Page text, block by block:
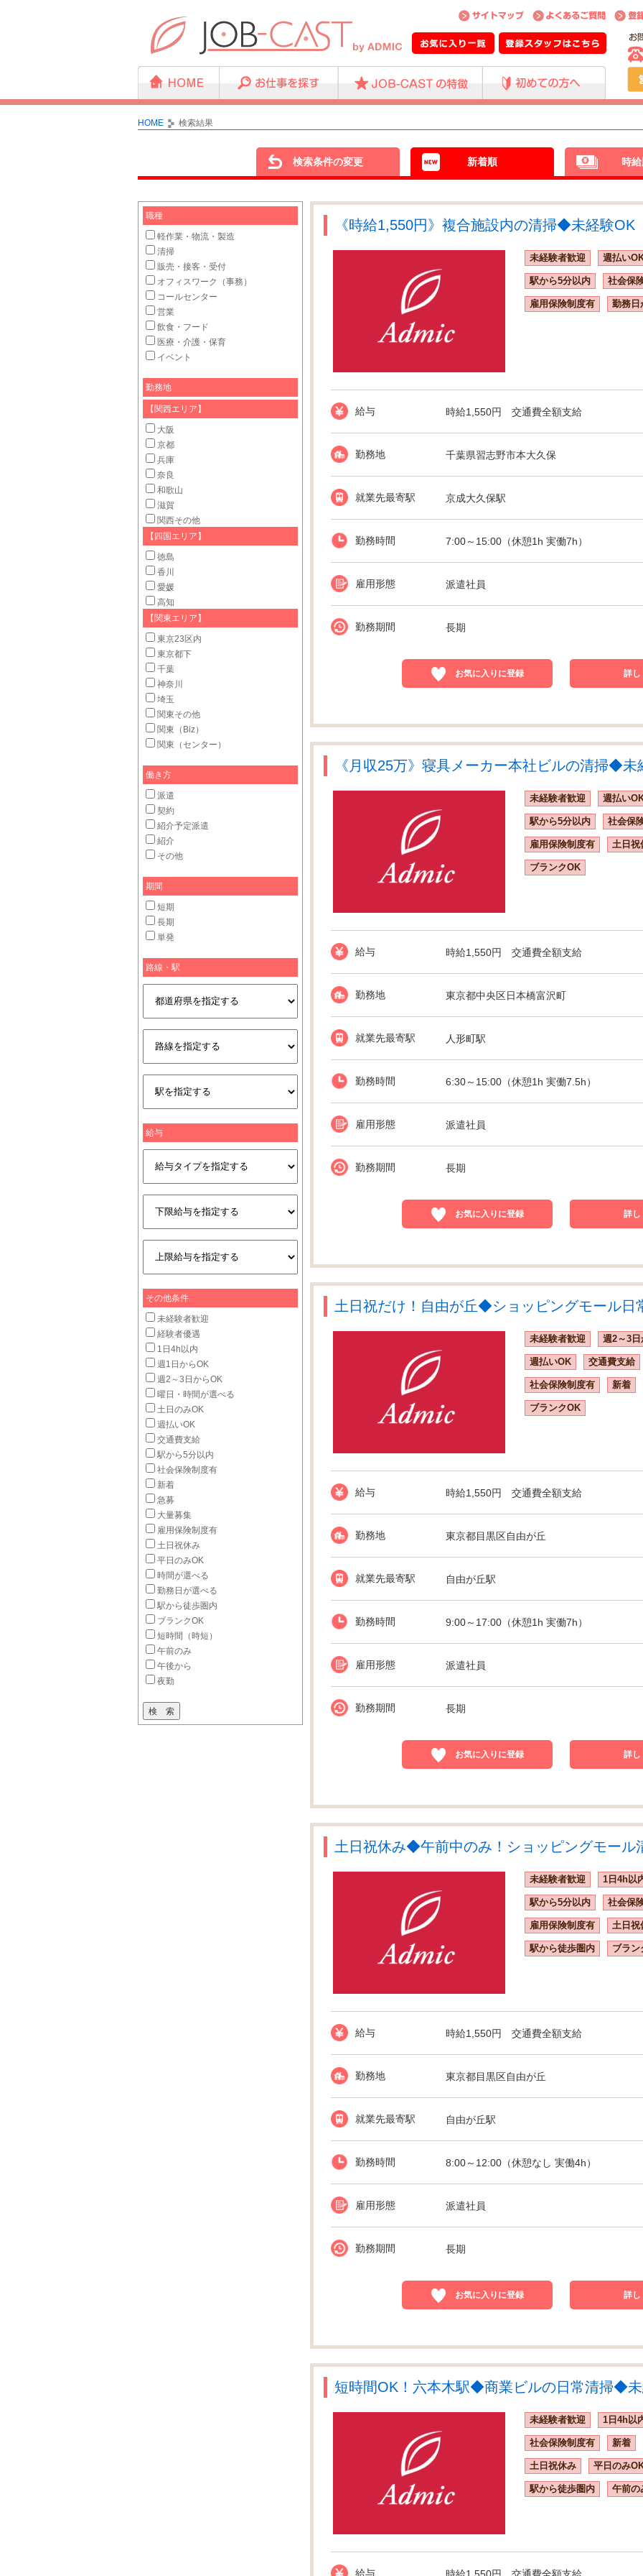
HOME 検索結果
検索条件の変更 新着順 時
《時給1,550円》複合施設内の清掃◆未経験OK
未経験者歓迎 週払い
駅から5分以内 社会保
雇用保険制度有 勤務日
給与 時給1,550円 交通費全額支給
勤務地 千葉県習志野市本大久保
就業先最寄駅 京成大久保駅
勤務時間 7:00～15:00（休憩1h 実働7h）
雇用形態 派遣社員
勤務期間 長期
お気に入りに登録 詳し
《月収25万》寝具メーカー本社ビルの清掃◆未
未経験者歓迎 週払い
駅から5分以内 社会保
雇用保険制度有 土日祝
ブランクOK
給与 時給1,550円 交通費全額支給
勤務地 東京都中央区日本橋富沢町
就業先最寄駅 人形町駅
勤務時間 6:30～15:00（休憩1h 実働7.5h）
雇用形態 派遣社員
勤務期間 長期
お気に入りに登録 詳し
土日祝だけ！自由が丘◆ショッピングモール日
未経験者歓迎 週2～3
週払いOK 交通費支給
社会保険制度有 新着
ブランクOK
給与 時給1,550円 交通費全額支給
勤務地 東京都目黒区自由が丘
就業先最寄駅 自由が丘駅
勤務時間 9:00～17:00（休憩1h 実働7h）
雇用形態 派遣社員
勤務期間 長期
お気に入りに登録 詳し
土日祝休み◆午前中のみ！ショッピングモール
未経験者歓迎 1日4h以
駅から5分以内 社会保
雇用保険制度有 土日祝
駅から徒歩圏内 ブラン
給与 時給1,550円 交通費全額支給
勤務地 東京都目黒区自由が丘
就業先最寄駅 自由が丘駅
勤務時間 8:00～12:00（休憩なし 実働4h）
雇用形態 派遣社員
勤務期間 長期
お気に入りに登録 詳し
短時間OK！六本木駅◆商業ビルの日常清掃◆
未経験者歓迎 1日4h以
社会保険制度有 新着
土日祝休み 平日のみ
駅から徒歩圏内 午前の
給与
職種
軽作業・物流・製造
清掃
販売・接客・受付
オフィスワーク（事務）
コールセンター
営業
飲食・フード
医療・介護・保育
イベント
勤務地
【関西エリア】
大阪
京都
兵庫
奈良
和歌山
滋賀
関西その他
【四国エリア】
徳島
香川
愛媛
高知
【関東エリア】
東京23区内
東京都下
千葉
神奈川
埼玉
関東その他
関東（Biz）
関東（センター）
働き方
派遣
契約
紹介予定派遣
紹介
その他
期間
短期
長期
単発
路線・駅
給与
その他条件
未経験者歓迎
経験者優遇
1日4h以内
週1日からOK
週2～3日からOK
曜日・時間が選べる
土日のみOK
週払いOK
交通費支給
駅から5分以内
社会保険制度有
新着
急募
大量募集
雇用保険制度有
土日祝休み
平日のみOK
時間が選べる
勤務日が選べる
駅から徒歩圏内
ブランクOK
短時間（時短）
午前のみ
午後から
夜勤